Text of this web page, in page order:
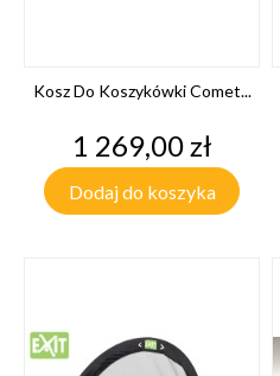
Kosz Do Koszykówki Comet...
Cena
1 269,00 zł
Dodaj do koszyka